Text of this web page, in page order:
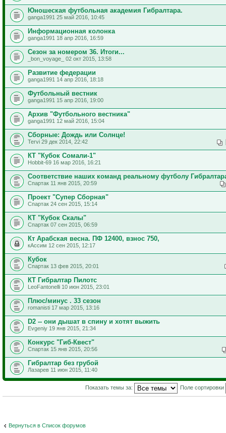
Юношеская футбольная академия Гибралтара.
ganga1991 25 май 2016, 10:45
Информационная колонка
ganga1991 18 апр 2016, 16:59
Сезон за номером 36. Итоги...
_bon_voyage_ 02 окт 2015, 13:58
Развитие федерации
ganga1991 14 апр 2016, 18:18
Футбольный вестник
ganga1991 15 апр 2016, 19:00
Архив "Футбольного вестника"
ganga1991 12 май 2016, 15:04
Сборные: Дождь или Солнце!
Tervi 29 дек 2014, 22:42
КТ "Кубок Сомали-1"
Hobbit-69 16 мар 2016, 16:21
Соответствие наших команд реальному футболу
Спартак 11 янв 2015, 20:59
Проект "Супер Сборная"
Спартак 24 сен 2015, 15:14
КТ "Кубок Скалы"
Спартак 07 сен 2015, 06:59
Кт Арабская весна. ПФ 12400, взнос 750,
кАссим 12 сен 2015, 12:17
Кубок
Спартак 13 фев 2015, 20:01
КТ Гибралтар Пилотс
LeoFantonelli 10 июн 2015, 23:01
Плюс/минус . 33 сезон
romanisti 17 мар 2015, 13:16
D2 -- они дышат в спину и хотят выжить
Evgeniy 19 янв 2015, 21:34
Конкурс "Гиб-Квест"
Спартак 15 янв 2015, 20:56
Гибралтар без грубой
Лазарев 11 июн 2015, 11:40
Показать темы за: Поле сортировки
Вернуться в Список форумов